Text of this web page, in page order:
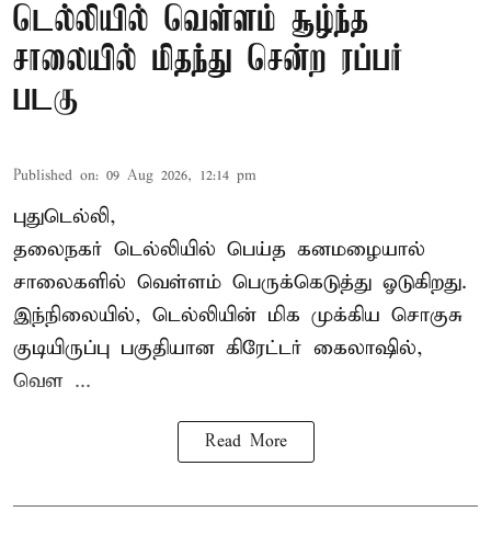
டெல்லியில் வெள்ளம் சூழ்ந்த
சாலையில் மிதந்து சென்ற ரப்பர்
படகு
Published on: 09 Aug 2026, 12:14 pm
புதுடெல்லி,
தலைநகர் டெல்லியில் பெய்த கனமழையால்
சாலைகளில் வெள்ளம் பெருக்கெடுத்து ஓடுகிறது.
இந்நிலையில், டெல்லியின் மிக முக்கிய சொகுசு
குடியிருப்பு பகுதியான கிரேட்டர் கைலாஷில்,
வெள ...
Read More